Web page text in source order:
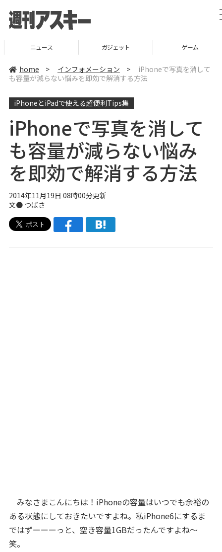
ニュース ガジェット ゲーム
home > インフォメーション >
iPhoneで写真を消して
も容量が減らない悩みを即効で解消する方法
iPhoneとiPadで使える超便利Tips集
iPhoneで写真を消して
も容量が減らない悩み
を即効で解消する方法
2014年11月19日 08時00分更新
文● つばさ
みなさまこんにちは！iPhoneの容量はいつでも余裕の
ある状態にしておきたいですよね。私iPhone6にするま
ではずーーーっと、空き容量1GBだったんですよね～
笑。